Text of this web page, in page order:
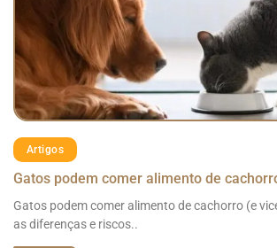
Artigos
Gatos podem comer alimento de
Gatos podem comer alimento de cachorro (e
as diferenças e riscos..